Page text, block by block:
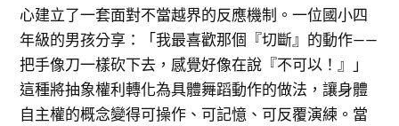
心建立了一套面對不當越界的反應機制。一位國小四
年級的男孩分享：「我最喜歡那個『切斷』的動作——
把手像刀一樣砍下去，感覺好像在說『不可以！』」
這種將抽象權利轉化為具體舞蹈動作的做法，讓身體
自主權的概念變得可操作、可記憶、可反覆演練。當